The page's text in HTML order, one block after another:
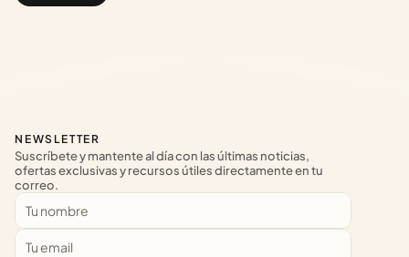
NEWSLETTER
Suscríbete y mantente al día con las últimas noticias,
ofertas exclusivas y recursos útiles directamente en tu
correo.